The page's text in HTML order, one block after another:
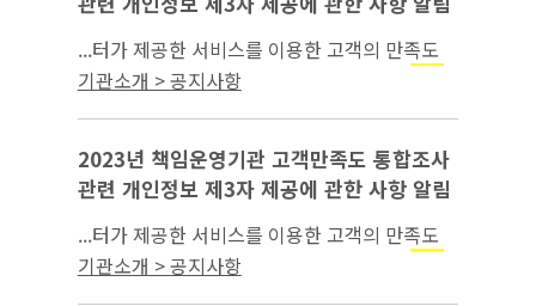
...터가 제공한 서비스를 이용한 고객의 만족도
조사 ○ 개인정보 항목 : 연락처, 상담유형(
기관소개 > 공지사항
2023년 책임운영기관 고객만족도 통합조사
관련 개인정보 제3자 제공에 관한 사항 알림
...터가 제공한 서비스를 이용한 고객의 만족도
조사 ○ 개인정보 항목 : 연락처, 상담유형(
기관소개 > 공지사항